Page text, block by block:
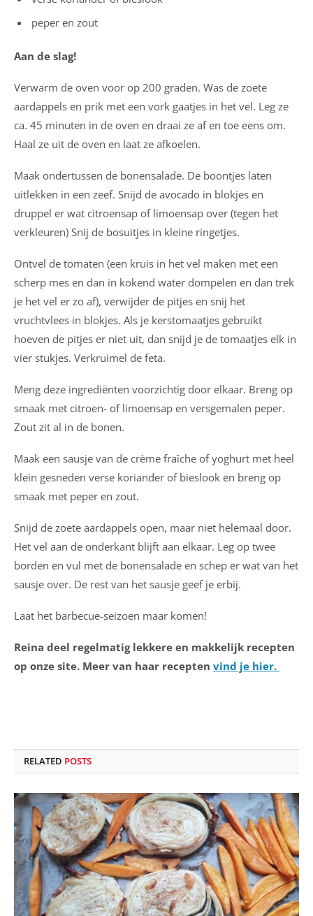
peper en zout
Aan de slag!
Verwarm de oven voor op 200 graden. Was de zoete
aardappels en prik met een vork gaatjes in het vel. Leg ze
ca. 45 minuten in de oven en draai ze af en toe eens om.
Haal ze uit de oven en laat ze afkoelen.
Maak ondertussen de bonensalade. De boontjes laten
uitlekken in een zeef. Snijd de avocado in blokjes en
druppel er wat citroensap of limoensap over (tegen het
verkleuren) Snij de bosuitjes in kleine ringetjes.
Ontvel de tomaten (een kruis in het vel maken met een
scherp mes en dan in kokend water dompelen en dan trek
je het vel er zo af), verwijder de pitjes en snij het
vruchtvlees in blokjes. Als je kerstomaatjes gebruikt
hoeven de pitjes er niet uit, dan snijd je de tomaatjes elk in
vier stukjes. Verkruimel de feta.
Meng deze ingrediënten voorzichtig door elkaar. Breng op
smaak met citroen- of limoensap en versgemalen peper.
Zout zit al in de bonen.
Maak een sausje van de crème fraîche of yoghurt met heel
klein gesneden verse koriander of bieslook en breng op
smaak met peper en zout.
Snijd de zoete aardappels open, maar niet helemaal door.
Het vel aan de onderkant blijft aan elkaar. Leg op twee
borden en vul met de bonensalade en schep er wat van het
sausje over. De rest van het sausje geef je erbij.
Laat het barbecue-seizoen maar komen!
Reina deel regelmatig lekkere en makkelijk recepten
op onze site. Meer van haar recepten vind je hier.
RELATED POSTS